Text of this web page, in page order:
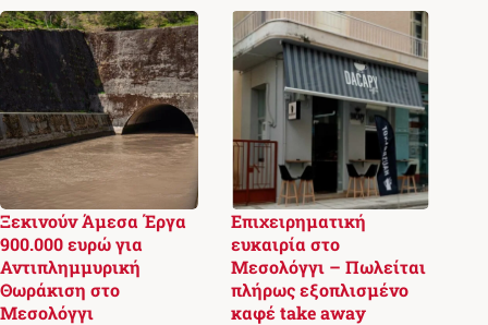
Ξεκινούν Άμεσα Έργα
900.000 ευρώ για
Αντιπλημμυρική
Θωράκιση στο
Μεσολόγγι
Επιχειρηματική
ευκαιρία στο
Μεσολόγγι – Πωλείται
πλήρως εξοπλισμένο
καφέ take away